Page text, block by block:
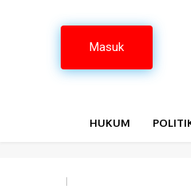
Masuk
HUKUM